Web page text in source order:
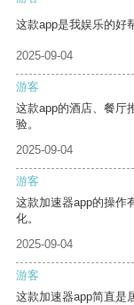
这款app是我娱乐的好
2025-09-04
游客
这款app的酒店、餐厅
验。
2025-09-04
游客
这款加速器app的操作
化。
2025-09-04
游客
这款加速器app简直是